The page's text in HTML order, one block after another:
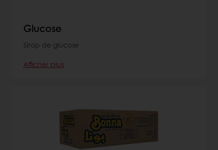
Glucose
Sirop de glucose
Afficher plus